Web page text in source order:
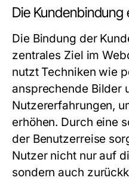
Die Kundenbindung
Die Bindung der
zentrales Ziel im
nutzt Techniken wie
ansprechende Bilder
Nutzererfahrungen,
erhöhen. Durch eine
der Benutzerreise
Nutzer nicht nur auf
sondern auch